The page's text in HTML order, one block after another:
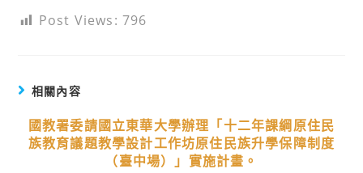
Post Views: 796
相關內容
國教署委請國立東華大學辦理「十二年課綱原住民
族教育議題教學設計工作坊原住民族升學保障制度
（臺中場）」實施計畫。